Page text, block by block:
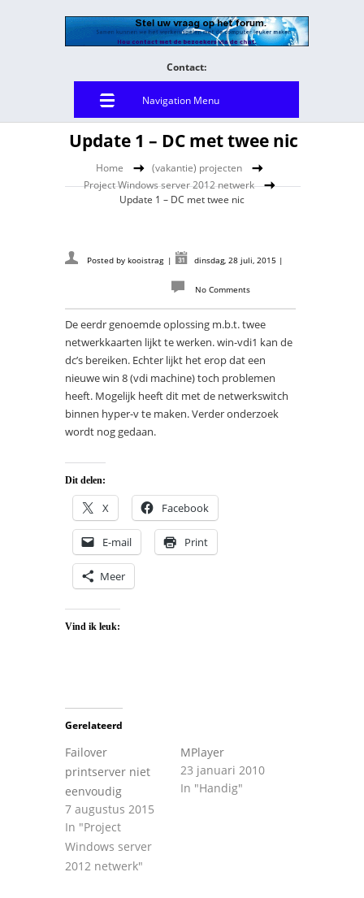
Contact:
Navigation Menu
Home
(vakantie) projecten
Project Windows server 2012 netwerk
Update 1 – DC met twee nic
Update 1 – DC met twee nic
Posted by kooistrag | dinsdag, 28 juli, 2015 |
No Comments
De eerdr genoemde oplossing m.b.t. twee
netwerkkaarten lijkt te werken. win-vdi1 kan de
dc’s bereiken. Echter lijkt het erop dat een
nieuwe win 8 (vdi machine) toch problemen
heeft. Mogelijk heeft dit met de netwerkswitch
binnen hyper-v te maken. Verder onderzoek
wordt nog gedaan.
Dit delen:
X Facebook
E-mail Print
Meer
Vind ik leuk:
Gerelateerd
Failover
printserver niet
eenvoudig
7 augustus 2015
In "Project
Windows server
2012 netwerk"
MPlayer
23 januari 2010
In "Handig"